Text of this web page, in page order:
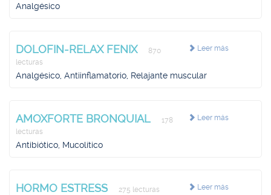
Analgésico
Leer más
DOLOFIN-RELAX FENIX
870
lecturas
Analgésico, Antiinflamatorio, Relajante muscular
Leer más
AMOXFORTE BRONQUIAL
178
lecturas
Antibiótico, Mucolítico
Leer más
HORMO ESTRESS 275 lecturas